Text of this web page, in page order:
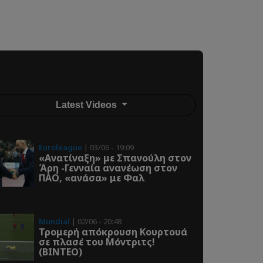
Latest Videos
Euroleague | 03/06 - 19:09
«Ανατίναξη» με Σπανούλη στον
Άρη -Γενναία ανανέωση στον
ΠΑΟ, «ανάσα» με Φαλ
Mundial | 02/06 - 20:48
Τρομερή απόκρουση Κουρτουά
σε πλασέ του Μόντριτς!
(ΒΙΝΤΕΟ)